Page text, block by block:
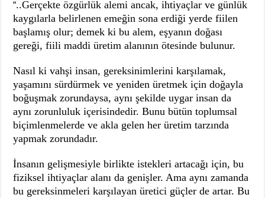
“..Gerçekte özgürlük alemi ancak, ihtiyaçlar ve günlük
kaygılarla belirlenen emeğin sona erdiği yerde fiilen
başlamış olur; demek ki bu alem, eşyanın doğası
gereği, fiili maddi üretim alanının ötesinde bulunur.
Nasıl ki vahşi insan, gereksinimlerini karşılamak,
yaşamını sürdürmek ve yeniden üretmek için doğayla
boğuşmak zorundaysa, aynı şekilde uygar insan da
aynı zorunluluk içerisindedir. Bunu bütün toplumsal
biçimlenmelerde ve akla gelen her üretim tarzında
yapmak zorundadır.
İnsanın gelişmesiyle birlikte istekleri artacağı için, bu
fiziksel ihtiyaçlar alanı da genişler. Ama aynı zamanda
bu gereksinmeleri karşılayan üretici güçler de artar. Bu